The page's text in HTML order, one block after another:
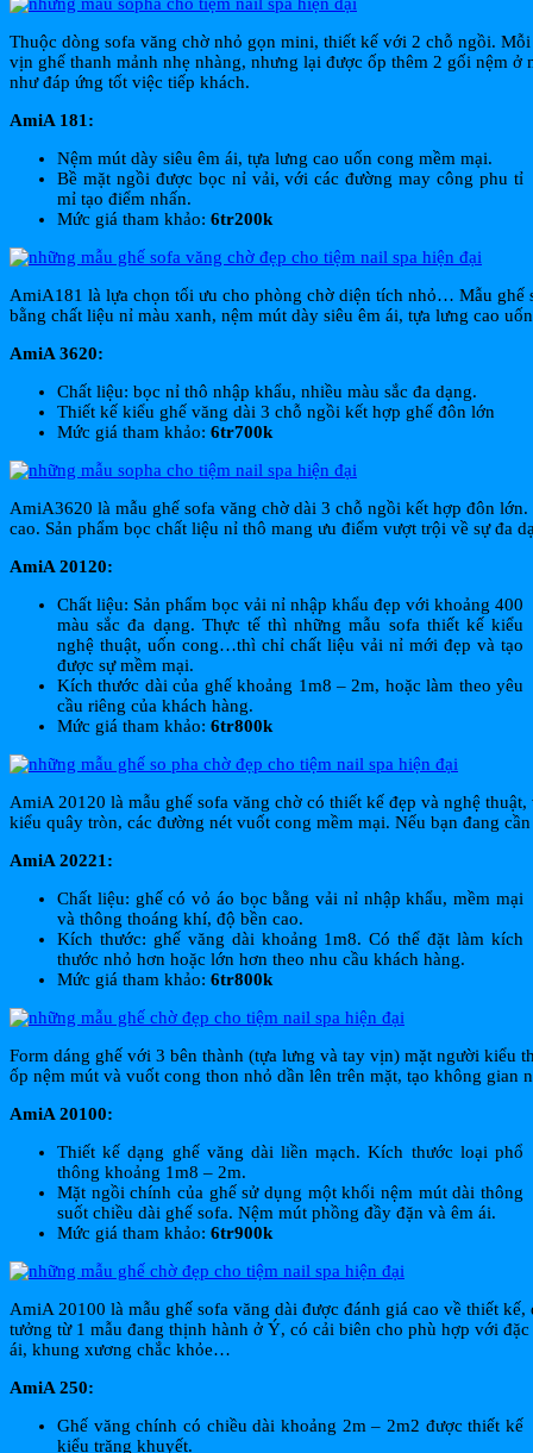
Thuộc dòng sofa văng chờ nhỏ gọn mini, thiết kế với 2 chỗ ngồi.
vịn ghế thanh mảnh nhẹ nhàng, nhưng lại được ốp thêm 2 gối nệm
như đáp ứng tốt việc tiếp khách.
AmiA 181:
Nệm mút dày siêu êm ái, tựa lưng cao uốn cong mềm mại.
Bề mặt ngồi được bọc nỉ vải, với các đường may công phu tỉ
mỉ tạo điểm nhấn.
Mức giá tham khảo: 6tr200k
AmiA181 là lựa chọn tối ưu cho phòng chờ diện tích nhỏ… Mẫu ghế
bằng chất liệu nỉ màu xanh, nệm mút dày siêu êm ái, tựa lưng cao
AmiA 3620:
Chất liệu: bọc nỉ thô nhập khẩu, nhiều màu sắc đa dạng.
Thiết kế kiểu ghế văng dài 3 chỗ ngồi kết hợp ghế đôn lớn
Mức giá tham khảo: 6tr700k
AmiA3620 là mẫu ghế sofa văng chờ dài 3 chỗ ngồi kết hợp đôn
cao. Sản phẩm bọc chất liệu nỉ thô mang ưu điểm vượt trội về sự đa
AmiA 20120:
Chất liệu: Sản phẩm bọc vải nỉ nhập khẩu đẹp với khoảng 400
màu sắc đa dạng. Thực tế thì những mẫu sofa thiết kế kiểu
nghệ thuật, uốn cong…thì chỉ chất liệu vải nỉ mới đẹp và tạo
được sự mềm mại.
Kích thước dài của ghế khoảng 1m8 – 2m, hoặc làm theo yêu
cầu riêng của khách hàng.
Mức giá tham khảo: 6tr800k
AmiA 20120 là mẫu ghế sofa văng chờ có thiết kế đẹp và nghệ
kiểu quây tròn, các đường nét vuốt cong mềm mại. Nếu bạn đang
AmiA 20221:
Chất liệu: ghế có vỏ áo bọc bằng vải nỉ nhập khẩu, mềm mại
và thông thoáng khí, độ bền cao.
Kích thước: ghế văng dài khoảng 1m8. Có thể đặt làm kích
thước nhỏ hơn hoặc lớn hơn theo nhu cầu khách hàng.
Mức giá tham khảo: 6tr800k
Form dáng ghế với 3 bên thành (tựa lưng và tay vịn) mặt người kiểu
ốp nệm mút và vuốt cong thon nhỏ dần lên trên mặt, tạo không gian
AmiA 20100:
Thiết kế dạng ghế văng dài liền mạch. Kích thước loại phổ
thông khoảng 1m8 – 2m.
Mặt ngồi chính của ghế sử dụng một khối nệm mút dài thông
suốt chiều dài ghế sofa. Nệm mút phồng đầy đặn và êm ái.
Mức giá tham khảo: 6tr900k
AmiA 20100 là mẫu ghế sofa văng dài được đánh giá cao về thiết
tưởng từ 1 mẫu đang thịnh hành ở Ý, có cải biên cho phù hợp với
ái, khung xương chắc khỏe…
AmiA 250:
Ghế văng chính có chiều dài khoảng 2m – 2m2 được thiết kế
kiểu trăng khuyết.